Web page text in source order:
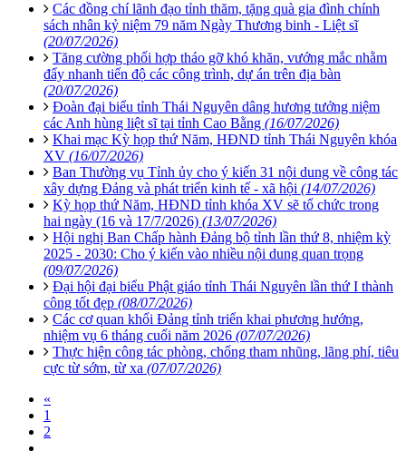
Các đồng chí lãnh đạo tỉnh thăm, tặng quà gia đình chính
sách nhân kỷ niệm 79 năm Ngày Thương binh - Liệt sĩ
(20/07/2026)
Tăng cường phối hợp tháo gỡ khó khăn, vướng mắc nhằm
đẩy nhanh tiến độ các công trình, dự án trên địa bàn
(20/07/2026)
Đoàn đại biểu tỉnh Thái Nguyên dâng hương tưởng niệm
các Anh hùng liệt sĩ tại tỉnh Cao Bằng (16/07/2026)
Khai mạc Kỳ họp thứ Năm, HĐND tỉnh Thái Nguyên khóa
XV (16/07/2026)
Ban Thường vụ Tỉnh ủy cho ý kiến 31 nội dung về công tác
xây dựng Đảng và phát triển kinh tế - xã hội (14/07/2026)
Kỳ họp thứ Năm, HĐND tỉnh khóa XV sẽ tổ chức trong
hai ngày (16 và 17/7/2026) (13/07/2026)
Hội nghị Ban Chấp hành Đảng bộ tỉnh lần thứ 8, nhiệm kỳ
2025 - 2030: Cho ý kiến vào nhiều nội dung quan trọng
(09/07/2026)
Đại hội đại biểu Phật giáo tỉnh Thái Nguyên lần thứ I thành
công tốt đẹp (08/07/2026)
Các cơ quan khối Đảng tỉnh triển khai phương hướng,
nhiệm vụ 6 tháng cuối năm 2026 (07/07/2026)
Thực hiện công tác phòng, chống tham nhũng, lãng phí, tiêu
cực từ sớm, từ xa (07/07/2026)
«
1
2